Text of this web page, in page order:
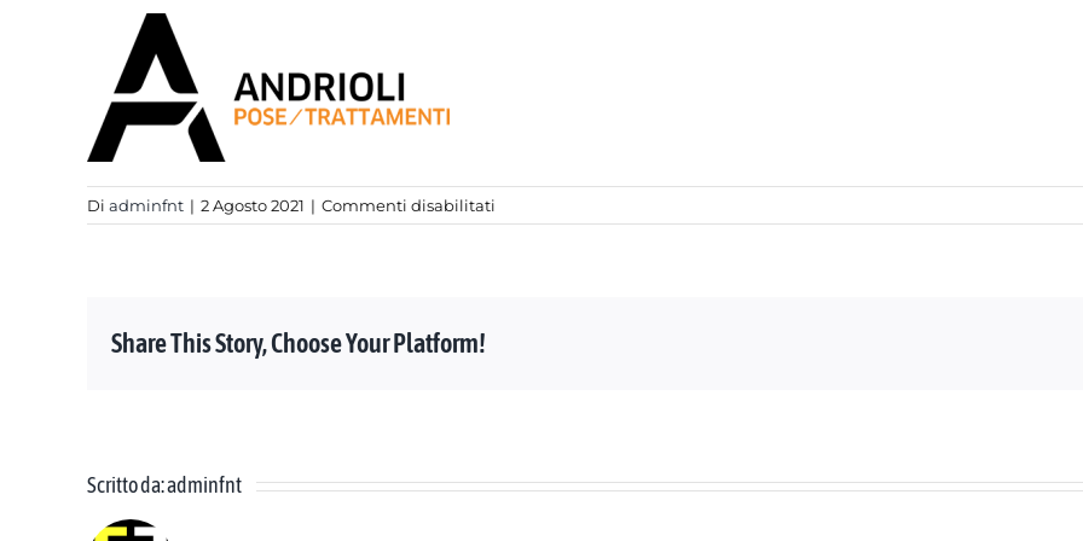
Di adminfnt | 2 Agosto 2021 | Commenti disabilitati
logo
Share This Story, Choose Your Platform!
Scritto da:adminfnt